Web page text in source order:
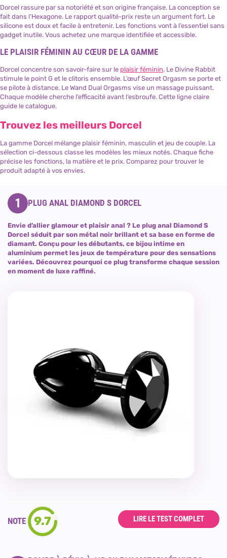
Dorcel rassure par sa notoriété et son origine française. La conception se
fait dans l’Hexagone. Le rapport qualité-prix reste un argument fort. Le
silicone est doux et facile à entretenir. Les fonctions vont à l’essentiel sans
gadget inutile. Vous achetez une marque identifiée et accessible.
LE PLAISIR FÉMININ AU CŒUR DE LA GAMME
Dorcel concentre son savoir-faire sur le plaisir féminin. Le Divine Rabbit
stimule le point G et le clitoris ensemble. L’œuf Secret Orgasm se porte et
se pilote à distance. Le Wand Dual Orgasms vise un massage puissant.
Chaque modèle cherche l’efficacité avant l’esbroufe. Cette ligne claire
guide le catalogue.
Trouvez les meilleurs Dorcel
La gamme Dorcel mélange plaisir féminin, masculin et jeu de couple. La
sélection ci-dessous classe les modèles les mieux notés. Chaque fiche
précise les fonctions, la matière et le prix. Comparez pour trouver le
produit adapté à vos envies.
1 PLUG ANAL DIAMOND S DORCEL
Envie d’allier glamour et plaisir anal ? Le plug anal Diamond S
Dorcel séduit par son métal noir brillant et sa base en forme de
diamant. Conçu pour les débutants, ce bijou intime en
aluminium permet les jeux de température pour des sensations
variées. Découvrez pourquoi ce plug transforme chaque session
en moment de luxe raffiné.
NOTE 9.7 LIRE LE TEST COMPLET